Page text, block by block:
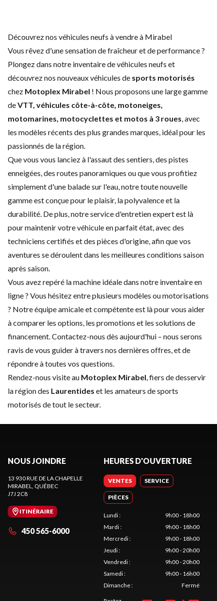
Découvrez nos véhicules neufs à vendre à Mirabel
Vous rêvez d'une sensation de fraîcheur et de performance ?
Plongez dans notre inventaire de véhicules neufs et
découvrez nos nouveaux véhicules de sports motorisés
chez Motoplex Mirabel ! Nous proposons une large gamme
deVTT, véhicules côte-à-côte, motoneiges,
motomarines, motocyclettes et motos à 3 roues, avec
les modèles récents des plus grandes marques, idéal pour les
passionnés de la région.
Que vous vous lanciez à l'assaut des sentiers, des pistes
enneigées, des routes panoramiques ou que vous profitiez
simplement d'une balade sur l'eau, notre toute nouvelle
gamme est conçue pour le plaisir, la polyvalence et la
durabilité. De plus, notre service d'entretien expertest là
pour maintenir votre véhicule en parfait état, avec des
techniciens certifiés et des pièces d'origine, afin que vos
aventures se déroulent dans les meilleures conditions saison
après saison.
Vous avez repéré la machine idéale dans notre inventaire en
ligne ? Vous hésitez entre plusieurs modèles ou motorisations
? Notre équipe amicale et compétente est là pour vous aider
à comparer les options, les promotions et les solutions de
financement.Contactez-nous dès aujourd'hui – nous serons
ravis de vous guider à travers nos dernières offres, et de
répondre à toutes vos questions.
Rendez-nous visite au Motoplex Mirabel, fiers de desservir
la région des Laurentides et les amateurs de sports
motorisés de tout le secteur.
NOUS JOINDRE
13 930 RUE DE LA CHAPELLE
MIRABEL, QUÉBEC
J7J 2C8
ITINÉRAIRE
450 565-6000
HEURES D'OUVERTURE
VENTES SERVICE
PIÈCES
Lundi:
9h00 - 18h00
Mardi:
9h00 - 18h00
Mercredi:
9h00 - 18h00
Jeudi:
9h00 - 20h00
Vendredi:
9h00 - 20h00
Samedi:
9h00 - 16h00
Dimanche: Fermé